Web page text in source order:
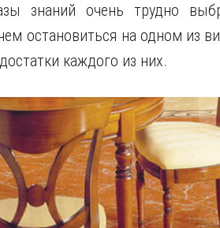
знаний очень трудно
остановиться на одном из
каждого из них.